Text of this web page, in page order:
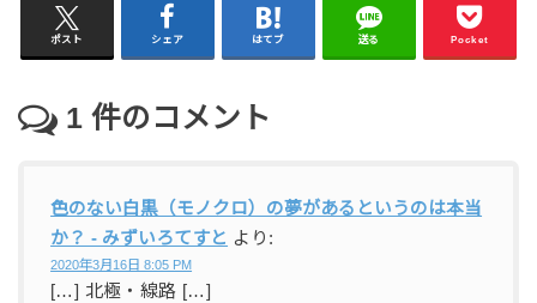
ポスト シェア はてブ 送る Pocket
1件のコメント
色のない白黒（モノクロ）の夢があるというのは本当
か？ - みずいろてすと より:
2020年3月16日 8:05 PM
[…] 北極・線路 […]